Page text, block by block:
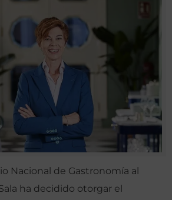
Nacional de Gastronomía al
ha decidido otorgar el